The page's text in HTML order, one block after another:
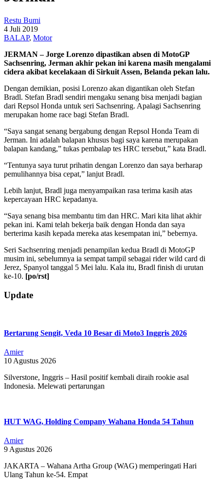
Restu Bumi
4 Juli 2019
BALAP, Motor
JERMAN – Jorge Lorenzo dipastikan absen di MotoGP
Sachsenring, Jerman akhir pekan ini karena masih mengalami
cidera akibat kecelakaan di Sirkuit Assen, Belanda pekan lalu.
Dengan demikian, posisi Lorenzo akan digantikan oleh Stefan
Bradl. Stefan Bradl sendiri mengaku senang bisa menjadi bagian
dari Repsol Honda untuk seri Sachsenring. Apalagi Sachsenring
merupakan home race bagi Stefan Bradl.
“Saya sangat senang bergabung dengan Repsol Honda Team di
Jerman. Ini adalah balapan khusus bagi saya karena merupakan
balapan kandang,” tukas pembalap tes HRC tersebut,” kata Bradl.
“Tentunya saya turut prihatin dengan Lorenzo dan saya berharap
pemulihannya bisa cepat,” lanjut Bradl.
Lebih lanjut, Bradl juga menyampaikan rasa terima kasih atas
kepercayaan HRC kepadanya.
“Saya senang bisa membantu tim dan HRC. Mari kita lihat akhir
pekan ini. Kami telah bekerja baik dengan Honda dan saya
berterima kasih kepada mereka atas kesempatan ini,” bebernya.
Seri Sachsenring menjadi penampilan kedua Bradl di MotoGP
musim ini, sebelumnya ia sempat tampil sebagai rider wild card di
Jerez, Spanyol tanggal 5 Mei lalu. Kala itu, Bradl finish di urutan
ke-10. [po/rst]
2019-
07-
Update
Bertarung Sengit, Veda 10 Besar di Moto3 Inggris 2026
Amier
10 Agustus 2026
Silverstone, Inggris – Hasil positif kembali diraih rookie asal
Indonesia. Melewati pertarungan
HUT WAG, Holding Company Wahana Honda 54 Tahun
Amier
9 Agustus 2026
JAKARTA – Wahana Artha Group (WAG) memperingati Hari
Ulang Tahun ke-54. Empat